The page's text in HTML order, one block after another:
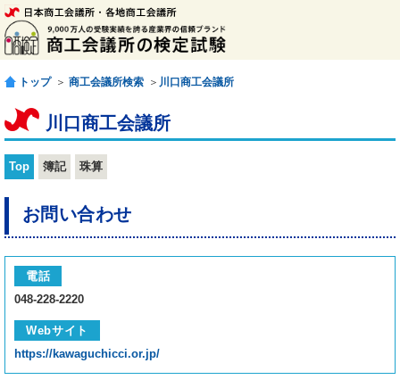
トップ ＞ 商工会議所検索 ＞ 川口商工会議所
川口商工会議所
Top 簿記 珠算
お問い合わせ
電話
048-228-2220
Webサイト
https://kawaguchicci.or.jp/